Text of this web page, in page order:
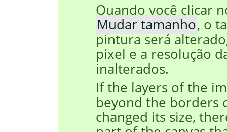
Quando você clicar
Mudar tamanho, o
pintura será
pixel e a resolução
inalterados.
If the layers of the
beyond the borders
changed its size,